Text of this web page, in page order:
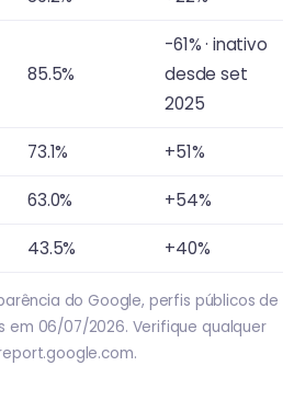
85.5%
-61% · inativo
desde set
2025
73.1% +51%
63.0% +54%
43.5% +40%
do Google, perfis públicos de
em 06/07/2026. Verifique qualquer